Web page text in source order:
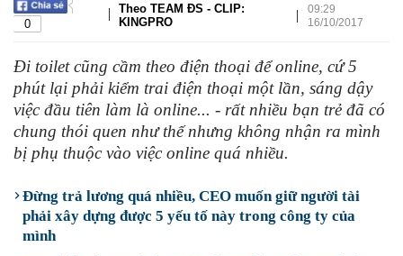
0
|
Theo TEAM ĐS - CLIP:
KINGPRO
|
09:29
16/10/2017
Đi toilet cũng cầm theo điện thoại để online, cứ 5
phút lại phải kiểm trai điện thoại một lần, sáng dậy
việc đầu tiên làm là online... - rất nhiều bạn trẻ đã có
chung thói quen như thế nhưng không nhận ra mình
bị phụ thuộc vào việc online quá nhiều.
Đừng trả lương quá nhiều, CEO muốn giữ người tài
phải xây dựng được 5 yếu tố này trong công ty của
mình